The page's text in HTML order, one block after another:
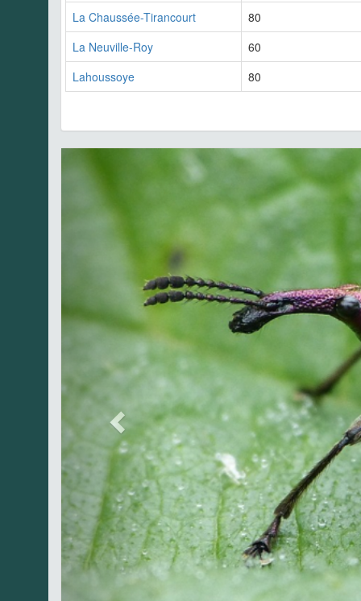
La Chaussée-Tirancourt
80
La Neuville-Roy
60
Lahoussoye
80